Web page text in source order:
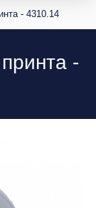
- 4310.14
-